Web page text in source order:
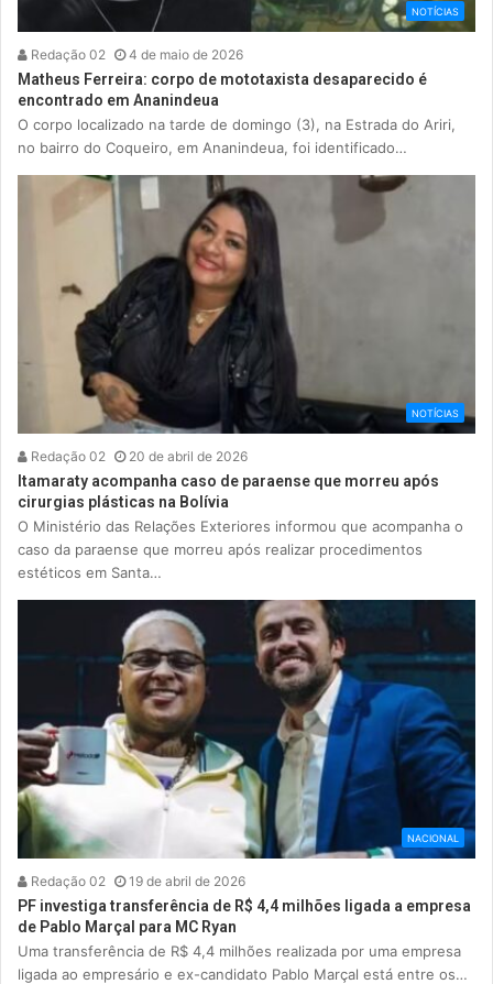
NOTÍCIAS
Redação 02 4 de maio de 2026
Matheus Ferreira: corpo de mototaxista desaparecido é
encontrado em Ananindeua
O corpo localizado na tarde de domingo (3), na Estrada do Ariri,
no bairro do Coqueiro, em Ananindeua, foi identificado…
NOTÍCIAS
Redação 02 20 de abril de 2026
Itamaraty acompanha caso de paraense que morreu após
cirurgias plásticas na Bolívia
O Ministério das Relações Exteriores informou que acompanha o
caso da paraense que morreu após realizar procedimentos
estéticos em Santa…
NACIONAL
Redação 02 19 de abril de 2026
PF investiga transferência de R$ 4,4 milhões ligada a empresa
de Pablo Marçal para MC Ryan
Uma transferência de R$ 4,4 milhões realizada por uma empresa
ligada ao empresário e ex-candidato Pablo Marçal está entre os…